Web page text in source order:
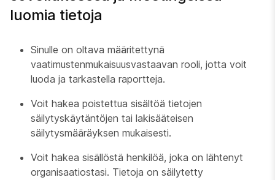
luomia tietoja
Sinulle on oltava määritettynä
vaatimustenmukaisuusvastaavan rooli, jotta voit
luoda ja tarkastella raportteja.
Voit hakea poistettua sisältöä tietojen
säilytyskäytäntöjen tai lakisääteisen
säilytysmääräyksen mukaisesti.
Voit hakea sisällöstä henkilöä, joka on lähtenyt
organisaatiostasi. Tietoja on säilytetty